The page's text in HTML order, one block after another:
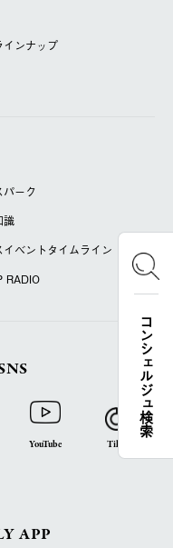
コンシェルジュ検索
インナップ
パーク
識
イベントタイムライン
RADIO
YouTube TikTok
APP